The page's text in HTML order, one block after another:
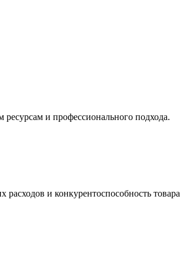
и профессионального подхода.
расходов и конкурентоспособность товара